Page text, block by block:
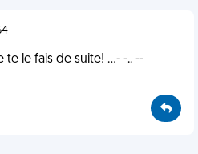
le fais de suite! ...- -.. --